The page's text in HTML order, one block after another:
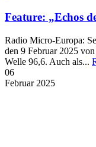
Feature: „Echos
Radio Micro-Europa:
den 9 Februar 2025
Welle 96,6. Auch als...
06
Februar 2025